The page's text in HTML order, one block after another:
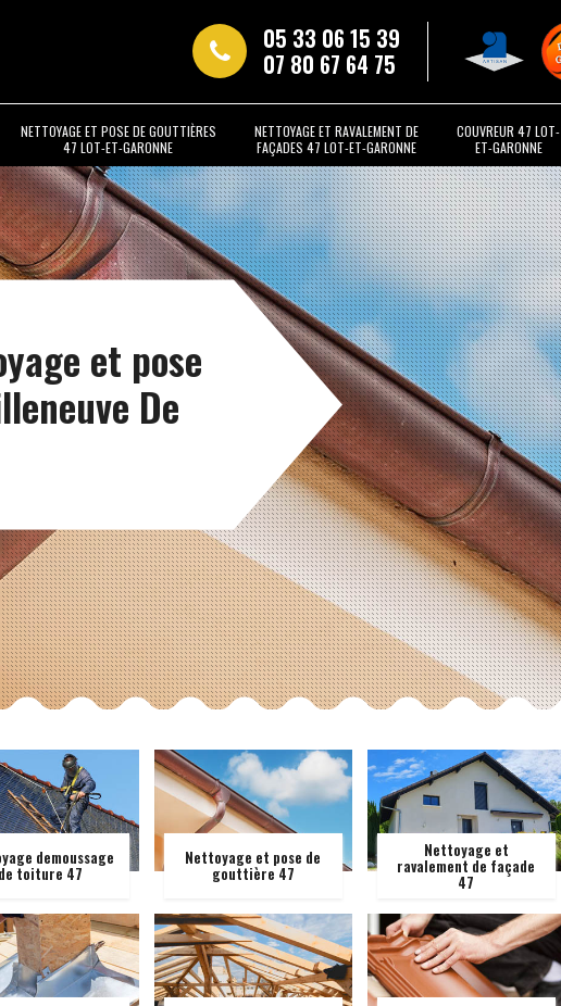
05 33 06 15 39
07 80 67 64 75
NETTOYAGE ET POSE DE GOUTTIÈRES
47 LOT-ET-GARONNE
NETTOYAGE ET RAVALEMENT DE
FAÇADES 47 LOT-ET-GARONNE
COUVREUR 47 LOT-
ET-GARONNE
et pose
De
demoussage
de toiture 47
Nettoyage et pose de
gouttière 47
Nettoyage et
ravalement de façade
47